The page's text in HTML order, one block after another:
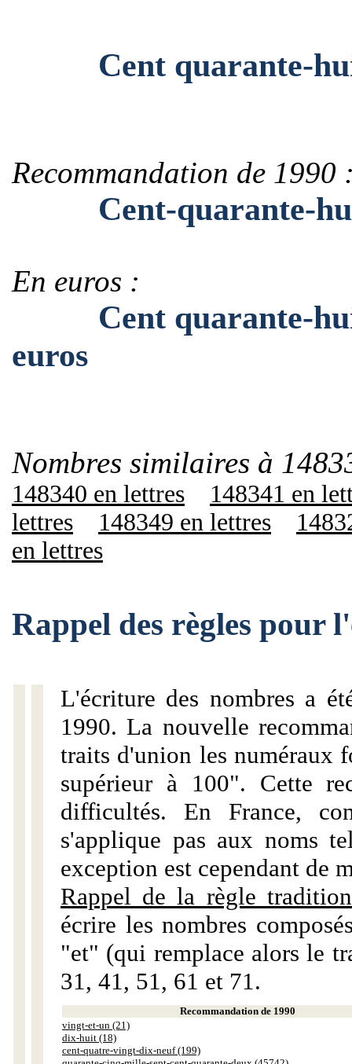
Cent quarante-huit
Recommandation de 1990
Cent-quarante-
En euros :
Cent quarante-huit
euros
Nombres similaires à
148340 en lettres
148341 en
lettres
148349 en lettres
en lettres
Rappel des règles pour
L'écriture des nombres a
1990. La nouvelle
traits d'union les numéraux
supérieur à 100". Cette
difficultés. En France,
s'applique pas aux noms
exception est cependant de
Rappel de la règle
écrire les nombres
"et" (qui remplace alors le
31, 41, 51, 61 et 71.
Recommandation de 1990
vingt-et-un (21)
dix-huit (18)
cent-quatre-vingt-dix-neuf (199)